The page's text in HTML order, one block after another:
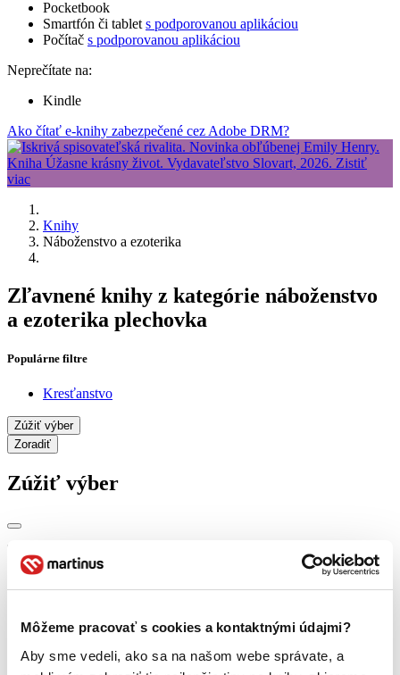
Môžeme pracovať s cookies a kontaktnými údajmi?
Aby sme vedeli, ako sa na našom webe správate, a
Pocketbook
Smartfón či tablet s podporovanou aplikáciou
Počítač s podporovanou aplikáciou
Neprečítate na:
Kindle
Ako čítať e-knihy zabezpečené cez Adobe DRM?
Knihy
Náboženstvo a ezoterika
Zľavnené knihy z kategórie náboženstvo
a ezoterika plechovka
Populárne filtre
Kresťanstvo
Zúžiť výber
Zoradiť
Zúžiť výber
Zobraziť iba
novinky (0 titulov)
zľavnené tituly (0 titulov)zľavnené tituly
Dostupnosť
predpredaj (0 titulov)predpredaj